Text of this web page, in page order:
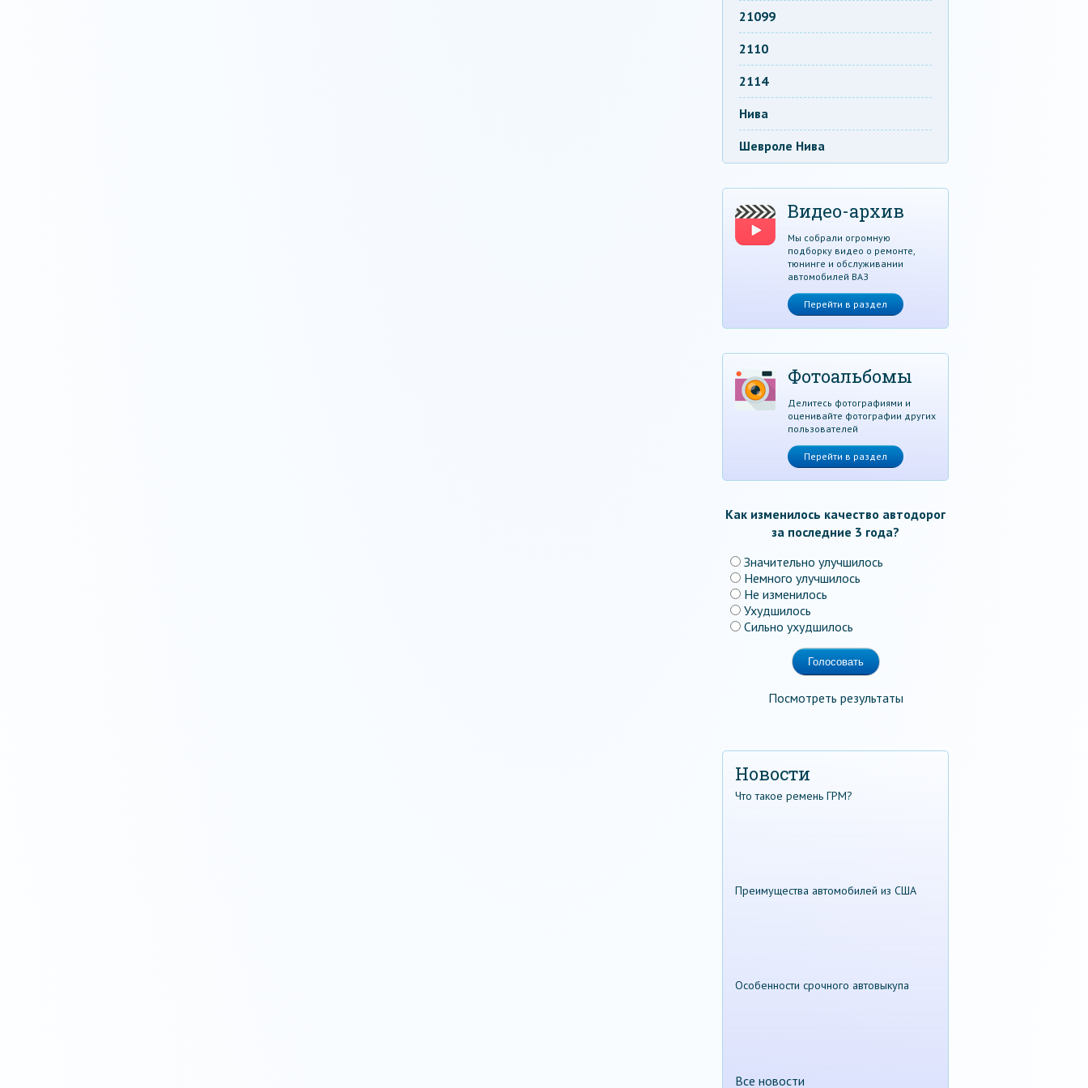
21099
2110
2114
Нива
Шевроле Нива
Видео-архив
Мы собрали огромную
подборку видео о ремонте,
тюнинге и обслуживании
автомобилей ВАЗ
Перейти в раздел
Фотоальбомы
Делитесь фотографиями и
оценивайте фотографии других
пользователей
Перейти в раздел
Как изменилось качество автодорог
за последние 3 года?
Значительно улучшилось
Немного улучшилось
Не изменилось
Ухудшилось
Сильно ухудшилось
Посмотреть результаты
Новости
Что такое ремень ГРМ?
Преимущества автомобилей из США
Особенности срочного автовыкупа
Все новости